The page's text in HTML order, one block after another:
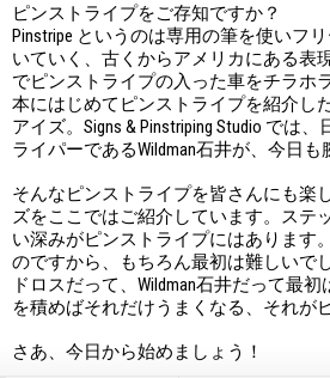
ピンストライプをご存知ですか？
Pinstripe というのは専用の筆を使いフ
いていく、古くからアメリカにある表
でピンストライプの入った車をチラホ
本にはじめてピンストライプを紹介し
アイズ。Signs & Pinstriping Studio では
ライパーであるWildman石井が、今日も
そんなピンストライプを皆さんにも楽
ズをここではご紹介しています。ステ
い深みがピンストライプにはあります
のですから、もちろん最初は難しいで
ドロスだって、Wildman石井だって最
を積めばそれだけうまくなる、それが
さあ、今日から始めましょう！